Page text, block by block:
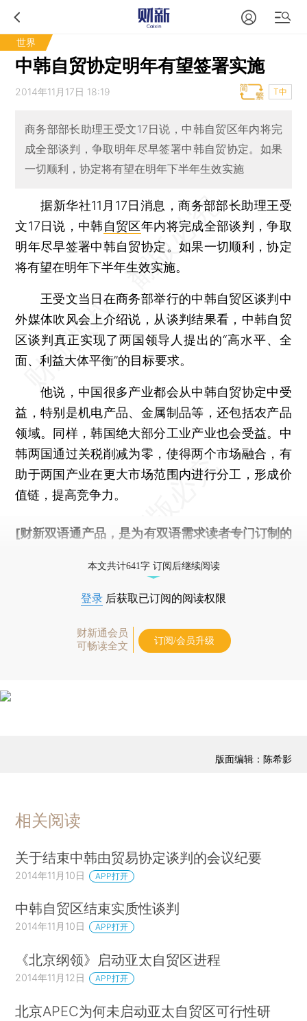
世界
中韩自贸协定明年有望签署实施
2014年11月17日 18:19 T中
商务部部长助理王受文17日说，中韩自贸区年内将完
成全部谈判，争取明年尽早签署中韩自贸协定。如果
一切顺利，协定将有望在明年下半年生效实施
据新华社11月17日消息，商务部部长助理王受
文17日说，中韩自贸区年内将完成全部谈判，争取
明年尽早签署中韩自贸协定。如果一切顺利，协定
将有望在明年下半年生效实施。
王受文当日在商务部举行的中韩自贸区谈判中
外媒体吹风会上介绍说，从谈判结果看，中韩自贸
区谈判真正实现了两国领导人提出的“高水平、全
面、利益大体平衡”的目标要求。
他说，中国很多产业都会从中韩自贸协定中受
益，特别是机电产品、金属制品等，还包括农产品
领域。同样，韩国绝大部分工业产业也会受益。中
韩两国通过关税削减为零，使得两个市场融合，有
助于两国产业在更大市场范围内进行分工，形成价
值链，提高竞争力。
[财新双语通产品，是为有双语需求读者专门订制的
本文共计641字 订阅后继续阅读
登录 后获取已订阅的阅读权限
财新通会员
可畅读全文
订阅/会员升级
版面编辑：陈希影
相关阅读
关于结束中韩由贸易协定谈判的会议纪要
2014年11月10日 APP打开
中韩自贸区结束实质性谈判
2014年11月10日 APP打开
《北京纲领》启动亚太自贸区进程
2014年11月12日 APP打开
北京APEC为何未启动亚太自贸区可行性研